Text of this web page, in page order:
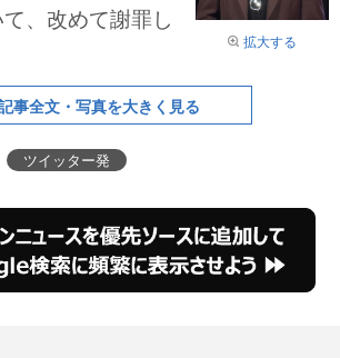
拡大する
、改めて謝罪し
事全文・写真を大きく見る
ツイッター発